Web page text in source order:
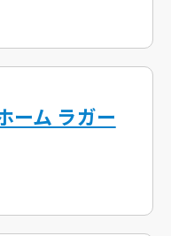
ーム ラガー